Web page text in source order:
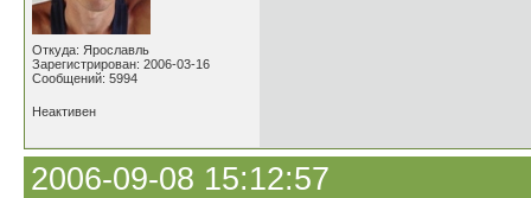
Откуда: Ярославль
Зарегистрирован: 2006-03-16
Сообщений: 5994
Неактивен
2006-09-08 15:12:57